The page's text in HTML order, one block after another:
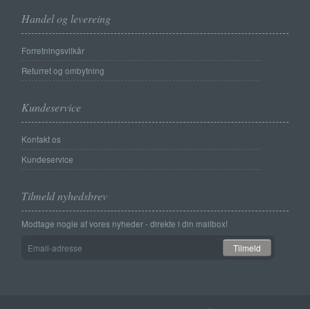
Handel og levereing
Forretningsvilkår
Returret og ombytning
Kundeservice
Kontakt os
Kundeservice
Tilmeld nyhedsbrev
Modtage nogle af vores nyheder - direkte i din mailbox!
adresse
Tilmeld